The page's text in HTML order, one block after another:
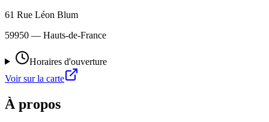
61 Rue Léon Blum
59950 — Hauts-de-France
Horaires d'ouverture
Voir sur la carte
À propos